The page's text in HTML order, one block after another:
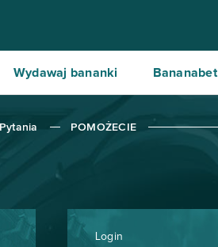
Wydawaj bananki Bananabet
Pytania POMOŻECIE
Login